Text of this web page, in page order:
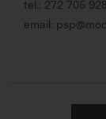
tel.: 272 705 928
email: